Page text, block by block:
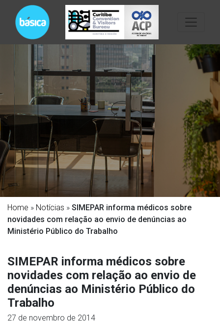
Home » Notícias » SIMEPAR informa médicos sobre
novidades com relação ao envio de denúncias ao
Ministério Público do Trabalho
SIMEPAR informa médicos sobre
novidades com relação ao envio de
denúncias ao Ministério Público do
Trabalho
27 de novembro de 2014